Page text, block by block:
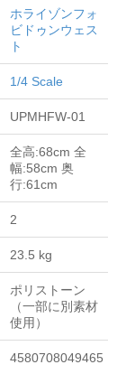
ホライゾンフォ
ビドゥンウェス
ト
1/4 Scale
UPMHFW-01
全高:68cm 全
幅:58cm 奥
行:61cm
2
23.5 kg
ポリストーン
（一部に別素材
使用）
4580708049465